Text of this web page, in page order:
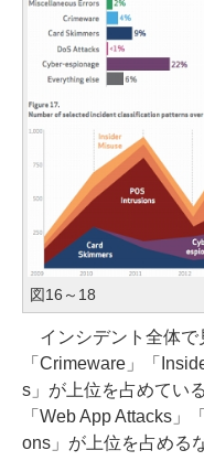
図16～18
インシデント全体で
「Crimeware」「
s」が上位を占めてい
「Web App Attacks」
ons」が上位を占める